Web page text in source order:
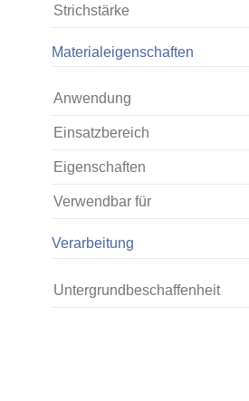
Strichstärke
Materialeigenschaften
Anwendung
Einsatzbereich
Eigenschaften
Verwendbar für
Verarbeitung
Untergrundbeschaffenheit